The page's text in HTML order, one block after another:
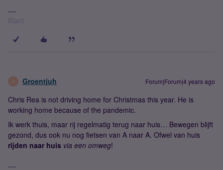
Klant
G Groentjuh Forum|Forum|4 years ago
Chris Rea is not driving home for Christmas this year. He is
working home because of the pandemic.
Ik werk thuis, maar rij regelmatig terug naar huis… Bewegen blijft
gezond, dus ook nu nog fietsen van A naar A. Ofwel van huis
rijden naar huis via een omweg!